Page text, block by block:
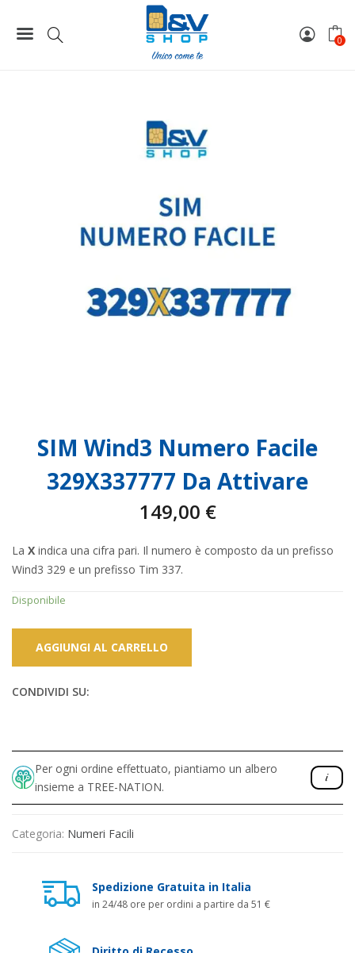
0
SIM Wind3 Numero Facile 329X337777 Da Attivare
SIM Wind3 Numero Facile
329X337777 Da Attivare
149,00 €
La X indica una cifra pari. Il numero è composto da un prefisso
Wind3 329 e un prefisso Tim 337.
Disponibile
AGGIUNGI AL CARRELLO
CONDIVIDI SU:
Per ogni ordine effettuato, piantiamo un albero
insieme a TREE-NATION.
Categoria: Numeri Facili
Spedizione Gratuita in Italia
in 24/48 ore per ordini a partire da 51 €